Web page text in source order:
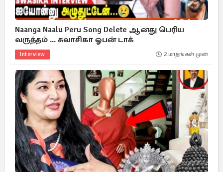
Naanga Naalu Peru Song Delete ஆனது பெரிய
வருத்தம் ... சுவாசிகா ஓபன் டாக்
Interview 2 மாதங்கள் முன்